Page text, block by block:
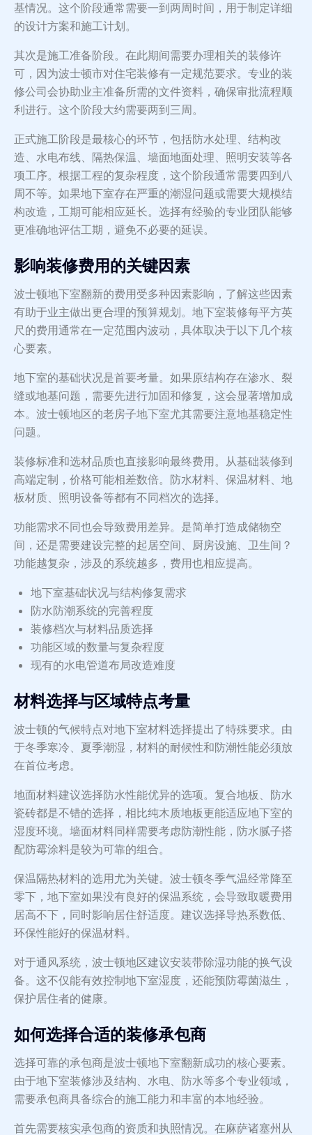
基情况。这个阶段通常需要一到两周时间，用于制定详细
的设计方案和施工计划。
其次是施工准备阶段。在此期间需要办理相关的装修许
可，因为波士顿市对住宅装修有一定规范要求。专业的装
修公司会协助业主准备所需的文件资料，确保审批流程顺
利进行。这个阶段大约需要两到三周。
正式施工阶段是最核心的环节，包括防水处理、结构改
造、水电布线、隔热保温、墙面地面处理、照明安装等各
项工序。根据工程的复杂程度，这个阶段通常需要四到八
周不等。如果地下室存在严重的潮湿问题或需要大规模结
构改造，工期可能相应延长。选择有经验的专业团队能够
更准确地评估工期，避免不必要的延误。
影响装修费用的关键因素
波士顿地下室翻新的费用受多种因素影响，了解这些因素
有助于业主做出更合理的预算规划。地下室装修每平方英
尺的费用通常在一定范围内波动，具体取决于以下几个核
心要素。
地下室的基础状况是首要考量。如果原结构存在渗水、裂
缝或地基问题，需要先进行加固和修复，这会显著增加成
本。波士顿地区的老房子地下室尤其需要注意地基稳定性
问题。
装修标准和选材品质也直接影响最终费用。从基础装修到
高端定制，价格可能相差数倍。防水材料、保温材料、地
板材质、照明设备等都有不同档次的选择。
功能需求不同也会导致费用差异。是简单打造成储物空
间，还是需要建设完整的起居空间、厨房设施、卫生间？
功能越复杂，涉及的系统越多，费用也相应提高。
地下室基础状况与结构修复需求
防水防潮系统的完善程度
装修档次与材料品质选择
功能区域的数量与复杂程度
现有的水电管道布局改造难度
材料选择与区域特点考量
波士顿的气候特点对地下室材料选择提出了特殊要求。由
于冬季寒冷、夏季潮湿，材料的耐候性和防潮性能必须放
在首位考虑。
地面材料建议选择防水性能优异的选项。复合地板、防水
瓷砖都是不错的选择，相比纯木质地板更能适应地下室的
湿度环境。墙面材料同样需要考虑防潮性能，防水腻子搭
配防霉涂料是较为可靠的组合。
保温隔热材料的选用尤为关键。波士顿冬季气温经常降至
零下，地下室如果没有良好的保温系统，会导致取暖费用
居高不下，同时影响居住舒适度。建议选择导热系数低、
环保性能好的保温材料。
对于通风系统，波士顿地区建议安装带除湿功能的换气设
备。这不仅能有效控制地下室湿度，还能预防霉菌滋生，
保护居住者的健康。
如何选择合适的装修承包商
选择可靠的承包商是波士顿地下室翻新成功的核心要素。
由于地下室装修涉及结构、水电、防水等多个专业领域，
需要承包商具备综合的施工能力和丰富的本地经验。
首先需要核实承包商的资质和执照情况。在麻萨诸塞州从